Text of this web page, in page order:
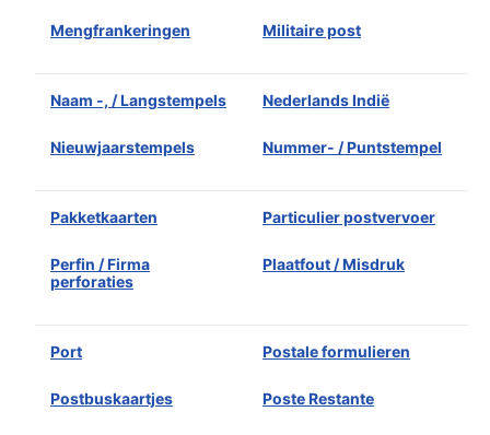
Mengfrankeringen Militaire post
Naam -, / Langstempels Nederlands Indië
Nieuwjaarstempels Nummer- / Puntstempel
Pakketkaarten Particulier postvervoer
Perfin / Firma
perforaties
Plaatfout / Misdruk
Port Postale formulieren
Postbuskaartjes Poste Restante